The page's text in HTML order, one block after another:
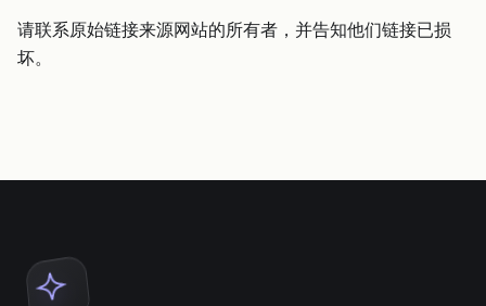
请联系原始链接来源网站的所有者，并告知他们链接已损
坏。